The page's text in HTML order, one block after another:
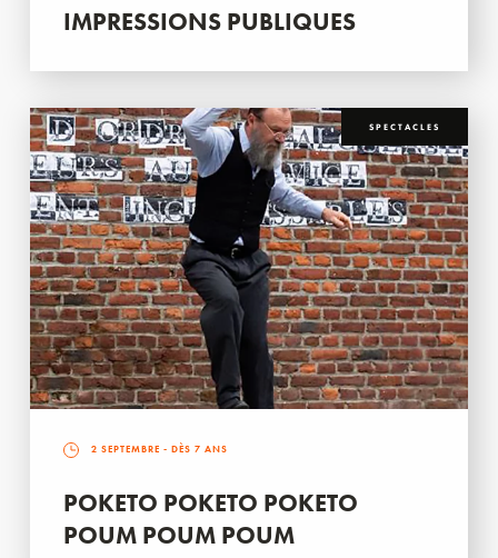
IMPRESSIONS PUBLIQUES
SPECTACLES
2 SEPTEMBRE - DÈS 7 ANS
POKETO POKETO POKETO
POUM POUM POUM